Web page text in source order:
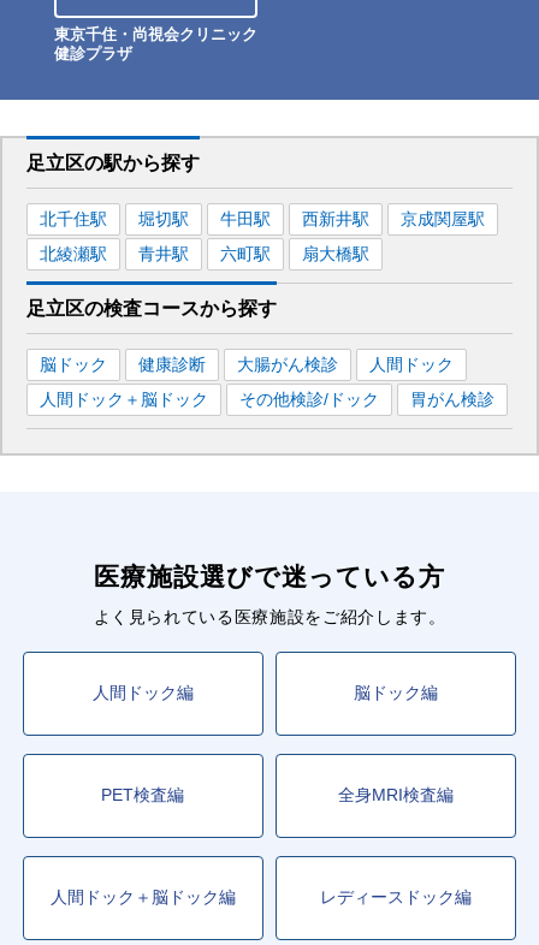
東京千住・尚視会クリニック
健診プラザ
足立区の駅から探す
北千住駅 堀切駅 牛田駅 西新井駅 京成関屋駅
北綾瀬駅 青井駅 六町駅 扇大橋駅
足立区の検査コースから探す
脳ドック 健康診断 大腸がん検診
人間ドック
人間ドック＋脳ドック
その他検診/ドック 胃がん検診
医療施設選びで迷っている方
よく見られている医療施設をご紹介します。
人間ドック編 脳ドック編
PET検査編 全身MRI検査編
人間ドック＋脳ドック編 レディースドック編